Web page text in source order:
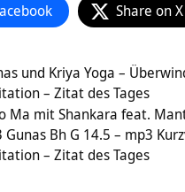
Share on X
und Kriya Yoga –
– Zitat des Tages
Ma mit Shankara feat.
Gunas Bh G 14.5 – mp3
– Zitat des Tages